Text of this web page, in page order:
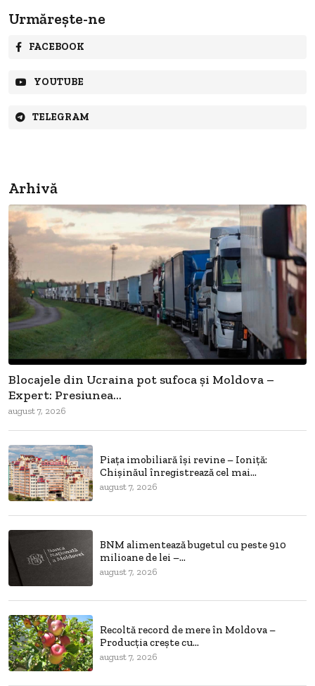
Urmărește-ne
FACEBOOK
YOUTUBE
TELEGRAM
Arhivă
Blocajele din Ucraina pot sufoca și Moldova –
Expert: Presiunea...
august 7, 2026
Piața imobiliară își revine – Ioniță:
Chișinăul înregistrează cel mai...
august 7, 2026
BNM alimentează bugetul cu peste 910
milioane de lei –...
august 7, 2026
Recoltă record de mere în Moldova –
Producția crește cu...
august 7, 2026